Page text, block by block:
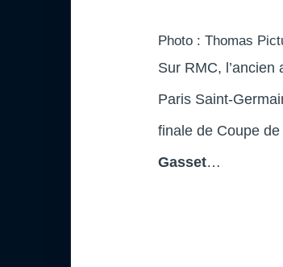
Photo : Thomas
Sur RMC, l’ancien
Paris Saint-
finale de Coupe
Gasset…